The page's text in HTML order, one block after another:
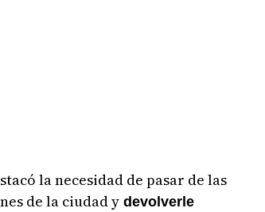
la necesidad de pasar de las
de la ciudad y devolverle